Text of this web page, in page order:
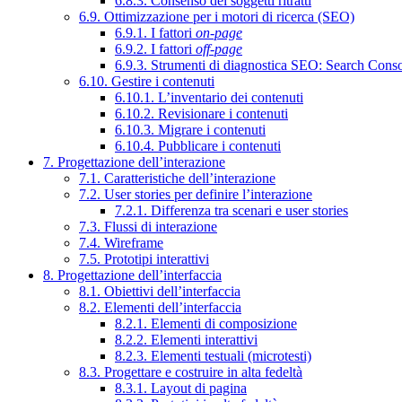
6.9. Ottimizzazione per i motori di ricerca (SEO)
6.9.1. I fattori on-page
6.9.2. I fattori off-page
6.9.3. Strumenti di diagnostica SEO: Search
6.10. Gestire i contenuti
6.10.1. L’inventario dei contenuti
6.10.2. Revisionare i contenuti
6.10.3. Migrare i contenuti
6.10.4. Pubblicare i contenuti
7. Progettazione dell’interazione
7.1. Caratteristiche dell’interazione
7.2. User stories per definire l’interazione
7.2.1. Differenza tra scenari e user stories
7.3. Flussi di interazione
7.4. Wireframe
7.5. Prototipi interattivi
8. Progettazione dell’interfaccia
8.1. Obiettivi dell’interfaccia
8.2. Elementi dell’interfaccia
8.2.1. Elementi di composizione
8.2.2. Elementi interattivi
8.2.3. Elementi testuali (microtesti)
8.3. Progettare e costruire in alta fedeltà
8.3.1. Layout di pagina